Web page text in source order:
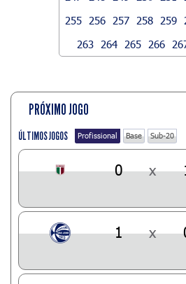
255
256 257 258 259
263
264 265 266
PRÓXIMO JOGO
ÚLTIMOS JOGOS Profissional Base Sub-20
0 x
1 x